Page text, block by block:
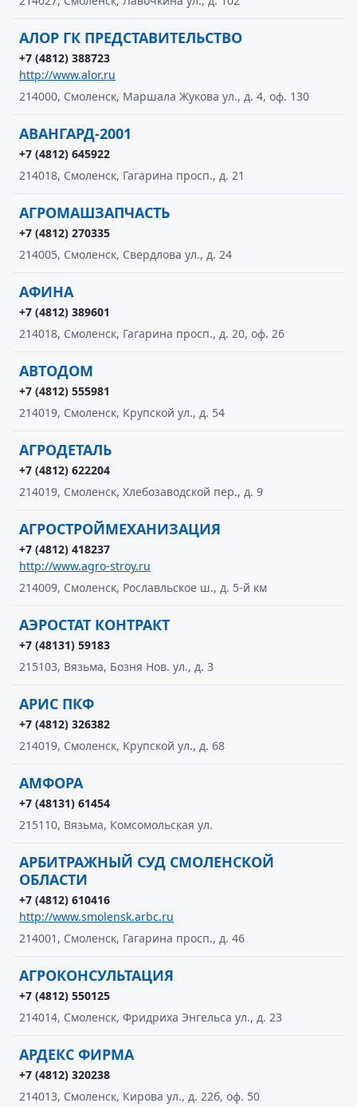
АЛОР ГК ПРЕДСТАВИТЕЛЬСТВО
+7 (4812) 388723
http://www.alor.ru
214000, Смоленск, Маршала Жукова ул., д. 4, оф. 130
АВАНГАРД-2001
+7 (4812) 645922
214018, Смоленск, Гагарина просп., д. 21
АГРОМАШЗАПЧАСТЬ
+7 (4812) 270335
214005, Смоленск, Свердлова ул., д. 24
АФИНА
+7 (4812) 389601
214018, Смоленск, Гагарина просп., д. 20, оф. 26
АВТОДОМ
+7 (4812) 555981
214019, Смоленск, Крупской ул., д. 54
АГРОДЕТАЛЬ
+7 (4812) 622204
214019, Смоленск, Хлебозаводской пер., д. 9
АГРОСТРОЙМЕХАНИЗАЦИЯ
+7 (4812) 418237
http://www.agro-stroy.ru
214009, Смоленск, Рославльское ш., д. 5-й км
АЭРОСТАТ КОНТРАКТ
+7 (48131) 59183
215103, Вязьма, Бозня Нов. ул., д. 3
АРИС ПКФ
+7 (4812) 326382
214019, Смоленск, Крупской ул., д. 68
АМФОРА
+7 (48131) 61454
215110, Вязьма, Комсомольская ул.
АРБИТРАЖНЫЙ СУД СМОЛЕНСКОЙ
ОБЛАСТИ
+7 (4812) 610416
http://www.smolensk.arbc.ru
214001, Смоленск, Гагарина просп., д. 46
АГРОКОНСУЛЬТАЦИЯ
+7 (4812) 550125
214014, Смоленск, Фридриха Энгельса ул., д. 23
АРДЕКС ФИРМА
+7 (4812) 320238
214013, Смоленск, Кирова ул., д. 22б, оф. 50